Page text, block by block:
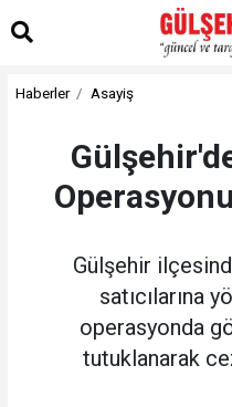
Haberler Asayiş
Gülşehir
satıcılarına
operasyonda
tutuklanarak